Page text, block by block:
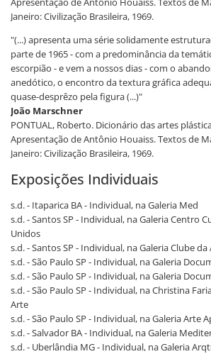
Janeiro: Civilização Brasileira, 1969.
"(...) apresenta uma série solidamente
parte de 1965 - com a predominância da
escorpião - e vem a nossos dias - com o
anedótico, o encontro da textura gráfica
quase-desprêzo pela figura (...)"
João Marschner
PONTUAL, Roberto. Dicionário das artes
Apresentação de Antônio Houaiss. Textos de
Janeiro: Civilização Brasileira, 1969.
Exposições Individuais
s.d. - Itaparica BA - Individual, na Galeria Med
s.d. - Santos SP - Individual, na Galeria Centro
Unidos
s.d. - Santos SP - Individual, na Galeria Clube
s.d. - São Paulo SP - Individual, na Galeria
s.d. - São Paulo SP - Individual, na Galeria
s.d. - São Paulo SP - Individual, na Christina
Arte
s.d. - São Paulo SP - Individual, na Galeria Arte
s.d. - Salvador BA - Individual, na Galeria
s.d. - Uberlândia MG - Individual, na Galeria